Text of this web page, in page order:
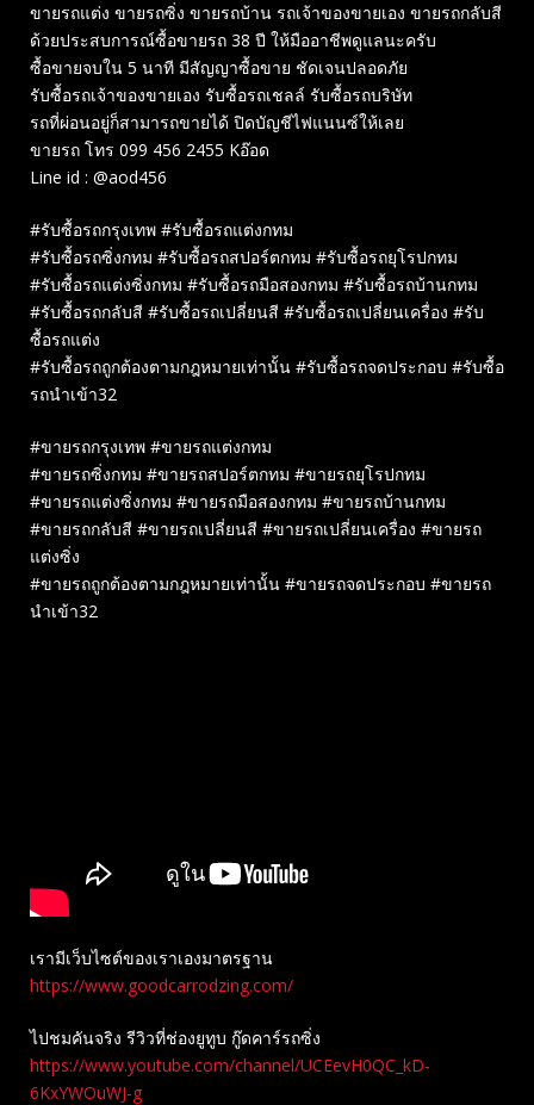
ขายรถแต่ง ขายรถซิ่ง ขายรถบ้าน รถเจ้าของขายเอง ขายรถกลับสี
ด้วยประสบการณ์ซื้อขายรถ 38 ปี ให้มืออาชีพดูแลนะครับ
ซื้อขายจบใน 5 นาที มีสัญญาซื้อขาย ชัดเจนปลอดภัย
รับซื้อรถเจ้าของขายเอง รับซื้อรถเชลล์ รับซื้อรถบริษัท
รถที่ผ่อนอยู่ก็สามารถขายได้ ปิดบัญชีไฟแนนซ์ให้เลย
ขายรถ โทร 099 456 2455 Kอ๊อด
Line id : @aod456
#รับซื้อรถกรุงเทพ #รับซื้อรถแต่งกทม
#รับซื้อรถซิ่งกทม #รับซื้อรถสปอร์ตกทม #รับซื้อรถยุโรปกทม
#รับซื้อรถแต่งซิ่งกทม #รับซื้อรถมือสองกทม #รับซื้อรถบ้านกทม
#รับซื้อรถกลับสี #รับซื้อรถเปลี่ยนสี #รับซื้อรถเปลี่ยนเครื่อง #รับ
ซื้อรถแต่ง
#รับซื้อรถถูกต้องตามกฎหมายเท่านั้น #รับซื้อรถจดประกอบ #รับซื้อ
รถนำเข้า32
#ขายรถกรุงเทพ #ขายรถแต่งกทม
#ขายรถซิ่งกทม #ขายรถสปอร์ตกทม #ขายรถยุโรปกทม
#ขายรถแต่งซิ่งกทม #ขายรถมือสองกทม #ขายรถบ้านกทม
#ขายรถกลับสี #ขายรถเปลี่ยนสี #ขายรถเปลี่ยนเครื่อง #ขายรถ
แต่งซิ่ง
#ขายรถถูกต้องตามกฎหมายเท่านั้น #ขายรถจดประกอบ #ขายรถ
นำเข้า32
เรามีเว็บไซต์ของเราเองมาตรฐาน
https://www.goodcarrodzing.com/
ไปชมคันจริง รีวิวที่ช่องยู​ทูบ​ กู๊ดคาร์รถซิ่ง
https://www.youtube.com/channel/UCEevH0QC_kD-
6KxYWOuWJ-g